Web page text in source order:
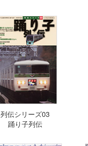
列伝シリーズ03
踊り子列伝